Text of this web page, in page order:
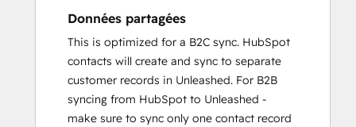
Données partagées
This is optimized for a B2C sync. HubSpot
contacts will create and sync to separate
customer records in Unleashed. For B2B
syncing from HubSpot to Unleashed -
make sure to sync only one contact record